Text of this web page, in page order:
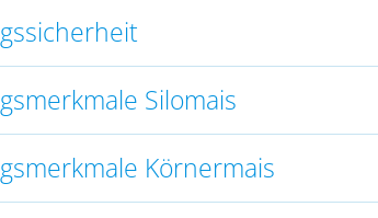
Silomais
Körnermais